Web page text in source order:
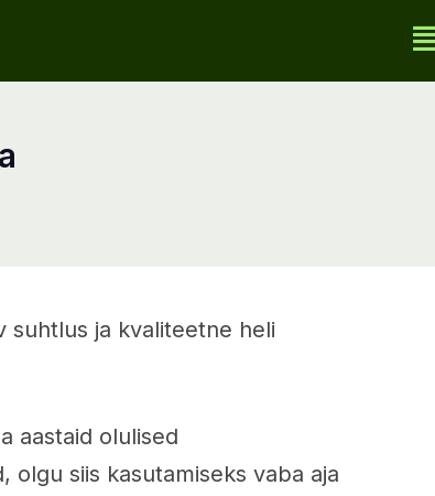
suhtlus ja kvaliteetne heli
aastaid olulised
olgu siis kasutamiseks vaba aja